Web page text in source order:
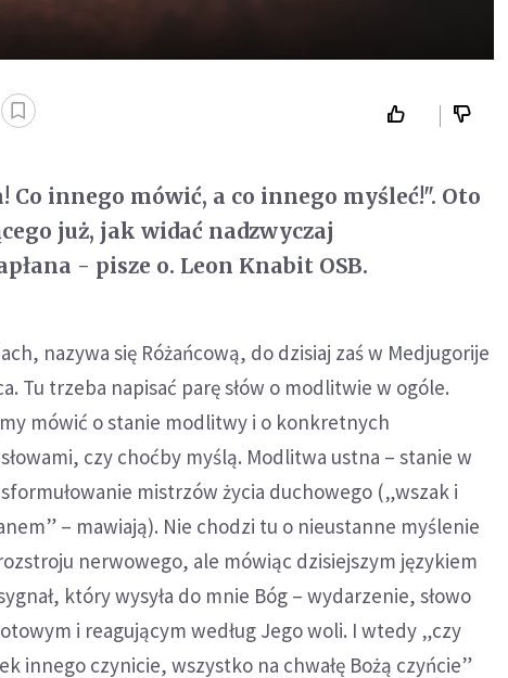
Co innego mówić, a co innego myśleć!". Oto
już, jak widać nadzwyczaj
- pisze o. Leon Knabit OSB.
nazywa się Różańcową, do dzisiaj zaś w Medjugorije
Tu trzeba napisać parę słów o modlitwie w ogóle.
mówić o stanie modlitwy i o konkretnych
czy choćby myślą. Modlitwa ustna – stanie w
mistrzów życia duchowego („wszak i
– mawiają). Nie chodzi tu o nieustanne myślenie
nerwowego, ale mówiąc dzisiejszym językiem
który wysyła do mnie Bóg – wydarzenie, słowo
i reagującym według Jego woli. I wtedy „czy
innego czynicie, wszystko na chwałę Bożą czyńcie”